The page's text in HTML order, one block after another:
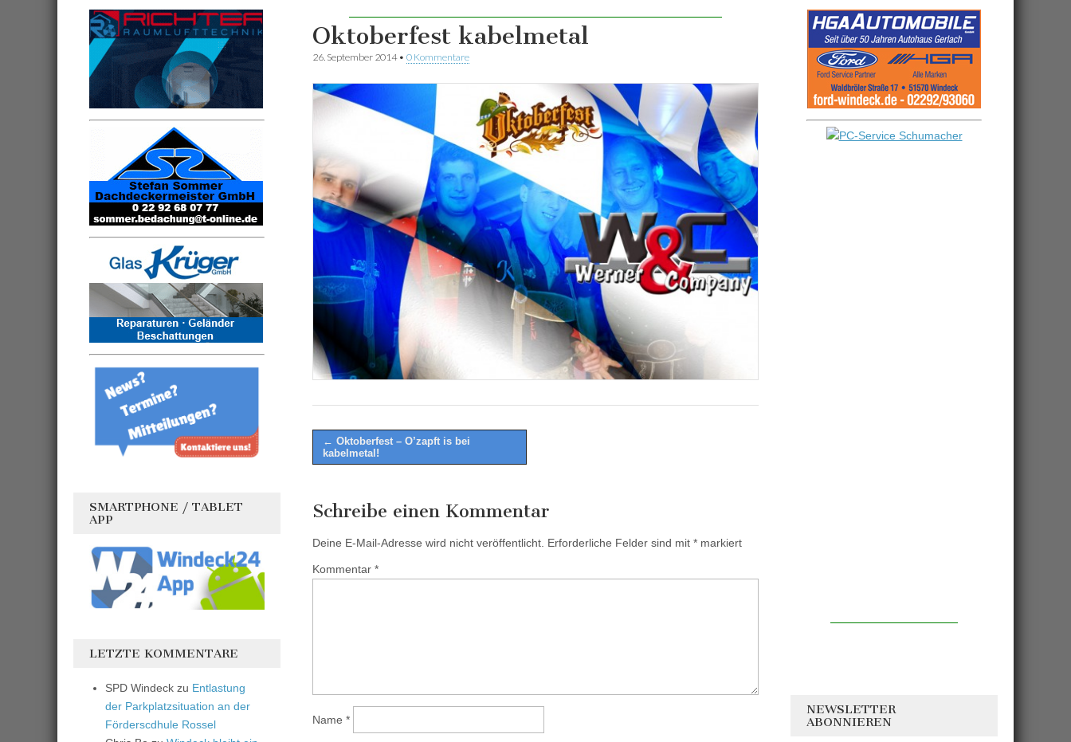
Oktoberfest kabelmetal
26. September 2014• 0 Kommentare
Post
navigation
← Oktoberfest – O’zapft is bei
kabelmetal!
Schreibe einen Kommentar
Deine E-Mail-Adresse wird nicht veröffentlicht. Erforderliche Felder sind mit * markiert
Kommentar *
Name *
SMARTPHONE / TABLET
APP
LETZTE KOMMENTARE
SPD Windeck zu Entlastung
der Parkplatzsituation an der
Förderscdhule Rossel
NEWSLETTER
ABONNIEREN